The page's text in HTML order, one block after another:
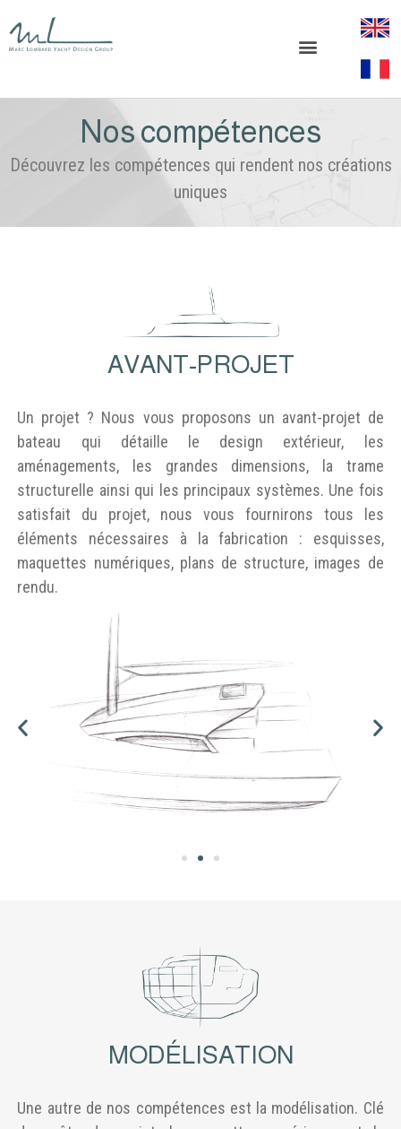
Nos compétences
Découvrez les compétences qui rendent nos créations
uniques
AVANT-PROJET
Un projet ? Nous vous proposons un avant-projet de
bateau qui détaille le design extérieur, les
aménagements, les grandes dimensions, la trame
structurelle ainsi qui les principaux systèmes. Une fois
satisfait du projet, nous vous fournirons tous les
éléments nécessaires à la fabrication : esquisses,
maquettes numériques, plans de structure, images de
rendu.
MODÉLISATION
Une autre de nos compétences est la modélisation. Clé